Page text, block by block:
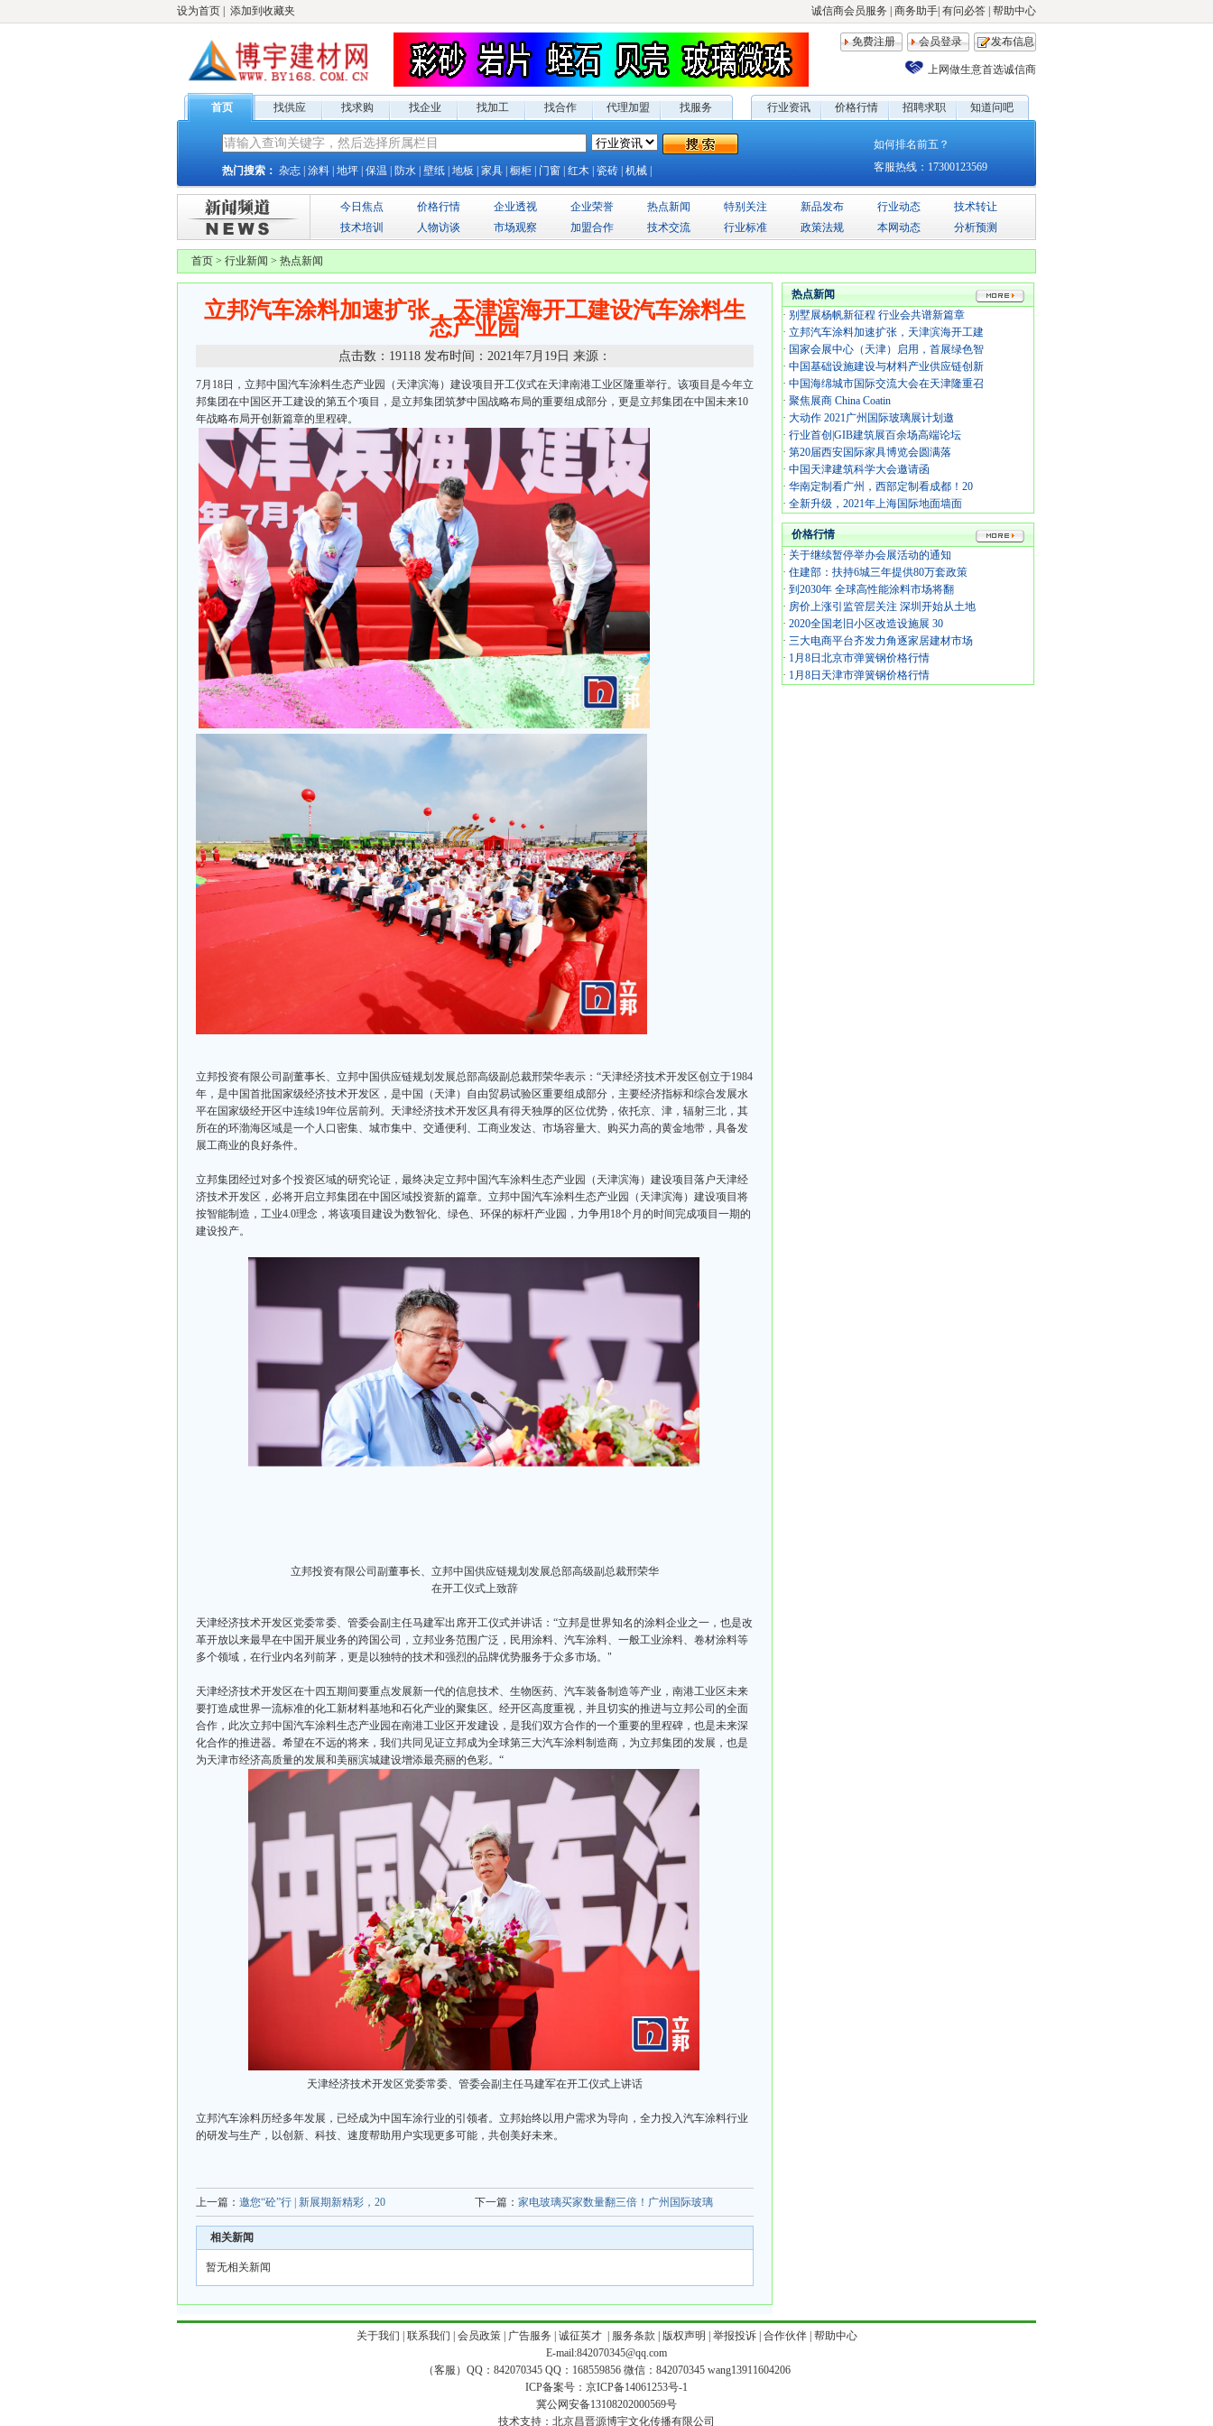
设为首页 添加到收藏夹 诚信商会员服务 商务助手 有问必答 帮助中心
免费注册 会员登录 发布信息
上网做生意首选诚信商
首页 找供应 找求购 找企业 找加工 找合作 代理加盟 找服务 行业资讯 价格行情 招聘求职 知道问吧
热门搜索： 杂志 涂料 地坪 保温 防水 壁纸 地板 家具 橱柜 门窗 红木 瓷砖 机械
如何排名前五？
客服热线：17300123569
今日焦点 价格行情 企业透视 企业荣誉 热点新闻 特别关注 新品发布 行业动态
技术转让
技术培训
人物访谈 市场观察 加盟合作 技术交流 行业标准 政策法规 本网动态 分析预测
首页 > 行业新闻 > 热点新闻
立邦汽车涂料加速扩张，天津滨海开工建设汽车涂料生
态产业园
点击数： 19118 发布时间： 2021年7月19日 来源：
7月18日，立邦中国汽车涂料生态产业园（天津滨海）建设项目开工仪式在天津南港工业区隆重举行。该项目是今年立
邦集团在中国区开工建设的第五个项目，是立邦集团筑梦中国战略布局的重要组成部分，更是立邦集团在中国未来10
年战略布局开创新篇章的里程碑。
立邦投资有限公司副董事长、立邦中国供应链规划发展总部高级副总裁邢荣华表示：“天津经济技术开发区创立于1984
年，是中国首批国家级经济技术开发区 ，是中国（天津）自由贸易试验区重要组成部分，主要经济指标和综合发展水
平在国家级经开区中连续19年位居前列。天津经济技术开发区具有得天独厚的区位优势，依托京、津，辐射三北 ，其
所在的环渤海区域是一个人口密集、城市集中、交通便利、工商业发达、市场容量大、购买力高的黄金地带，具备发
展工商业的良好条件。
立邦集团经过对多个投资区域的研究论证，最终决定立邦中国汽车涂料生态产业园（天津滨海）建设项目落户天津经
济技术开发区，必将开启立邦集团在中国区域投资新的篇章。立邦中国汽车涂料生态产业园（天津滨海）建设项目将
按智能制造，工业4.0理念，将该项目建设为数智化、绿色、环保的标杆产业园，力争用18个月的时间完成项目一期的
建设投产。
立邦投资有限公司副董事长、立邦中国供应链规划发展总部高级副总裁邢荣华
在开工仪式上致辞
天津经济技术开发区党委常委、管委会副主任马建军出席开工仪式并讲话：“立邦是世界知名的涂料企业之一，也是改
革开放以来最早在中国开展业务的跨国公司，立邦业务范围广泛，民用涂料、汽车涂料、一般工业涂料、卷材涂料等
多个领域，在行业内名列前茅，更是以独特的技术和强烈的品牌优势服务于众多市场。"
天津经济技术开发区在十四五期间要重点发展新一代的信息技术、生物医药、汽车装备制造等产业，南港工业区未来
要打造成世界一流标准的化工新材料基地和石化产业的聚集区。经开区高度重视，并且切实的推进与立邦公司的全面
合作，此次立邦中国汽车涂料生态产业园在南港工业区开发建设，是我们双方合作的一个重要的里程碑，也是未来深
化合作的推进器。希望在不远的将来，我们共同见证立邦成为全球第三大汽车涂料制造商，为立邦集团的发展，也是
为天津市经济高质量的发展和美丽滨城建设增添最亮丽的色彩。“
天津经济技术开发区党委常委、管委会副主任马建军在开工仪式上讲话
立邦汽车涂料历经多年发展，已经成为中国车涂行业的引领者。立邦始终以用户需求为导向，全力投入汽车涂料行业
的研发与生产，以创新、科技、速度帮助用户实现更多可能，共创美好未来。
上一篇： 邀您“砼”行 | 新展期新精彩，20 下一篇： 家电玻璃买家数量翻三倍！广州国际玻璃
相关新闻
暂无相关新闻
热点新闻
· 别墅展杨帆新征程 行业会共谱新篇章
· 立邦汽车涂料加速扩张，天津滨海开工建
· 国家会展中心（天津）启用，首展绿色智
· 中国基础设施建设与材料产业供应链创新
· 中国海绵城市国际交流大会在天津隆重召
· 聚焦展商 China Coatin
· 大动作 2021广州国际玻璃展计划邀
· 行业首创|GIB建筑展百余场高端论坛
· 第20届西安国际家具博览会圆满落
· 中国天津建筑科学大会邀请函
· 华南定制看广州，西部定制看成都！20
· 全新升级，2021年上海国际地面墙面
价格行情
· 关于继续暂停举办会展活动的通知
· 住建部：扶持6城三年提供80万套政策
· 到2030年 全球高性能涂料市场将翻
· 房价上涨引监管层关注 深圳开始从土地
· 2020全国老旧小区改造设施展 30
· 三大电商平台齐发力角逐家居建材市场
· 1月8日北京市弹簧钢价格行情
· 1月8日天津市弹簧钢价格行情
关于我们 联系我们 会员政策| 广告服务 诚征英才 服务条款 版权声明 举报投诉| 合作伙伴| 帮助中心
E-mail:842070345@qq.com
（客服）QQ：842070345 QQ：168559856 微信：842070345 wang13911604206
ICP备案号： 京ICP备14061253号-1
冀公网安备13108202000569号
技术支持： 北京昌晋源博宇文化传播有限公司